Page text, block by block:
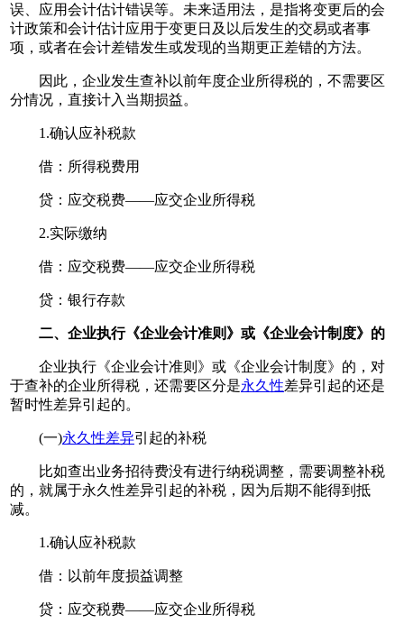
误、应用会计估计错误等。未来适用法，是指将变更后的会
计政策和会计估计应用于变更日及以后发生的交易或者事
项，或者在会计差错发生或发现的当期更正差错的方法。
因此，企业发生查补以前年度企业所得税的，不需要区
分情况，直接计入当期损益。
1.确认应补税款
借：所得税费用
贷：应交税费——应交企业所得税
2.实际缴纳
借：应交税费——应交企业所得税
贷：银行存款
二、企业执行《企业会计准则》或《企业会计制度》的
企业执行《企业会计准则》或《企业会计制度》的，对
于查补的企业所得税，还需要区分是永久性差异引起的还是
暂时性差异引起的。
(一)永久性差异引起的补税
比如查出业务招待费没有进行纳税调整，需要调整补税
的，就属于永久性差异引起的补税，因为后期不能得到抵
减。
1.确认应补税款
借：以前年度损益调整
贷：应交税费——应交企业所得税